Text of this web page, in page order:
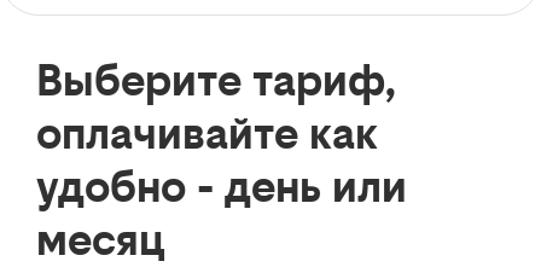
Выберите тариф,
оплачивайте как
удобно - день или
месяц